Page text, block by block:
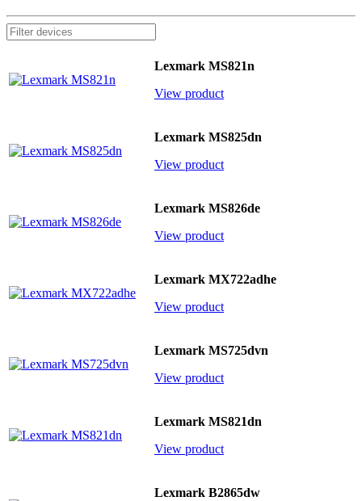
Lexmark MS821n
View product
Lexmark MS825dn
View product
Lexmark MS826de
View product
Lexmark MX722adhe
View product
Lexmark MS725dvn
View product
Lexmark MS821dn
View product
Lexmark B2865dw